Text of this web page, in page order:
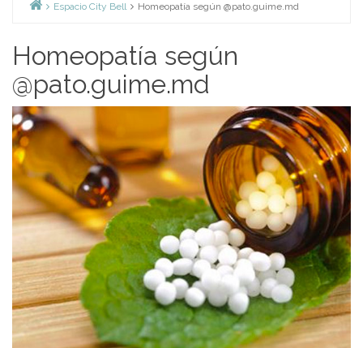
Espacio City Bell Homeopatía según @pato.guime.md
Homeopatía según
@pato.guime.md